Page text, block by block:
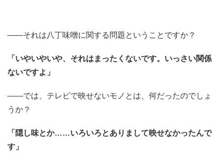
――それは八丁味噌に関する問題ということですか？
「いやいやいや、それはまったくないです。いっさい関係
ないですよ」
――では、テレビで映せないモノとは、何だったのでしょ
うか？
「隠し味とか……いろいろとありまして映せなかったんで
す」